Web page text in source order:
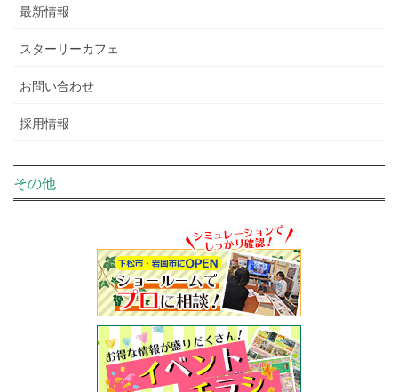
最新情報
スターリーカフェ
お問い合わせ
採用情報
その他